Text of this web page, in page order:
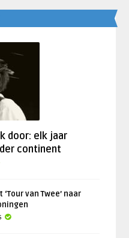
door: elk jaar
continent
van Twee’ naar